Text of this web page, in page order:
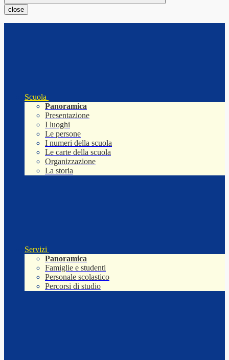
close
Scuola
Panoramica
Presentazione
I luoghi
Le persone
I numeri della scuola
Le carte della scuola
Organizzazione
La storia
Servizi
Panoramica
Famiglie e studenti
Personale scolastico
Percorsi di studio